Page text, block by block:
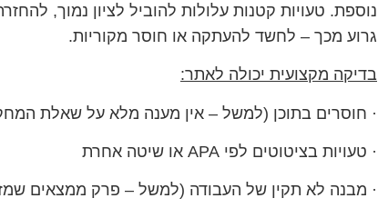
נוספת. טעויות קטנות עלולות להוביל לציון נמוך,
גרוע מכך – לחשד להעתקה או חוסר מקוריות.
בדיקה מקצועית יכולה לאתר:
· חוסרים בתוכן (למשל – אין מענה מלא על שאלת
· טעויות בציטוטים לפי APA או שיטה אחרת
· מבנה לא תקין של העבודה (למשל – פרק ממצאים